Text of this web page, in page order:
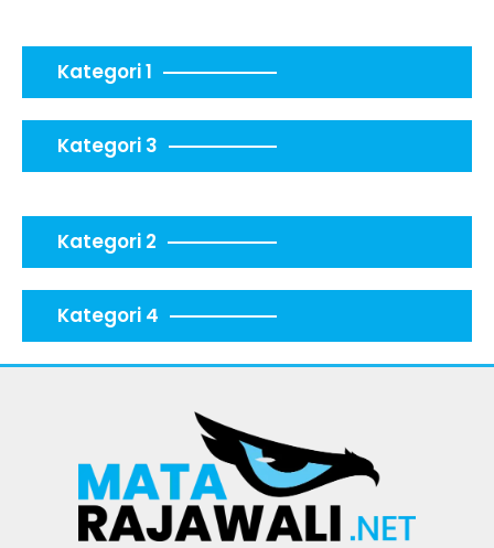
Kategori 1
Kategori 3
Kategori 2
Kategori 4